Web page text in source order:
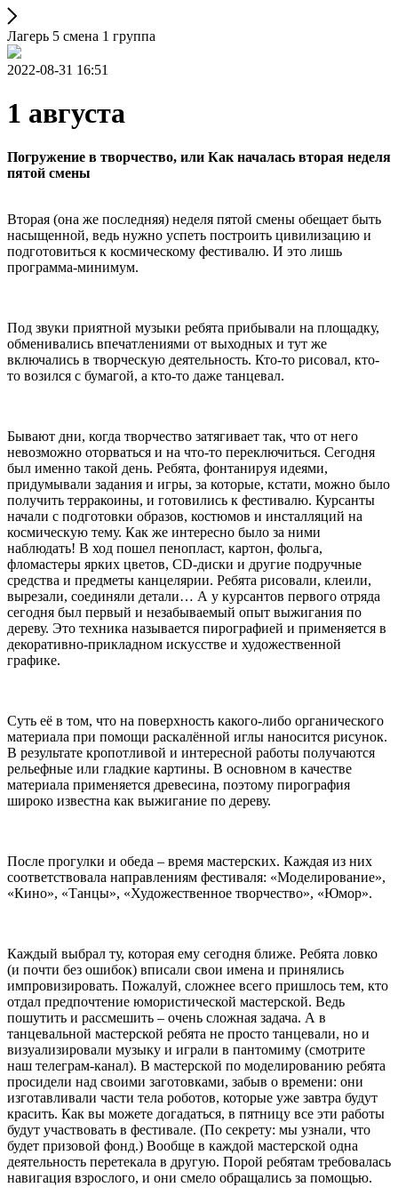
Лагерь 5 смена 1 группа
2022-08-31 16:51
1 августа
Погружение в творчество, или Как началась вторая неделя
пятой смены
Вторая (она же последняя) неделя пятой смены обещает быть
насыщенной, ведь нужно успеть построить цивилизацию и
подготовиться к космическому фестивалю. И это лишь
программа-минимум.
Под звуки приятной музыки ребята прибывали на площадку,
обменивались впечатлениями от выходных и тут же
включались в творческую деятельность. Кто-то рисовал, кто-
то возился с бумагой, а кто-то даже танцевал.
Бывают дни, когда творчество затягивает так, что от него
невозможно оторваться и на что-то переключиться. Сегодня
был именно такой день. Ребята, фонтанируя идеями,
придумывали задания и игры, за которые, кстати, можно было
получить терракоины, и готовились к фестивалю. Курсанты
начали с подготовки образов, костюмов и инсталляций на
космическую тему. Как же интересно было за ними
наблюдать! В ход пошел пенопласт, картон, фольга,
фломастеры ярких цветов, CD-диски и другие подручные
средства и предметы канцелярии. Ребята рисовали, клеили,
вырезали, соединяли детали… А у курсантов первого отряда
сегодня был первый и незабываемый опыт выжигания по
дереву. Это техника называется пирографией и применяется в
декоративно-прикладном искусстве и художественной
графике.
Суть её в том, что на поверхность какого-либо органического
материала при помощи раскалённой иглы наносится рисунок.
В результате кропотливой и интересной работы получаются
рельефные или гладкие картины. В основном в качестве
материала применяется древесина, поэтому пирография
широко известна как выжигание по дереву.
После прогулки и обеда – время мастерских. Каждая из них
соответствовала направлениям фестиваля: «Моделирование»,
«Кино», «Танцы», «Художественное творчество», «Юмор».
Каждый выбрал ту, которая ему сегодня ближе. Ребята ловко
(и почти без ошибок) вписали свои имена и принялись
импровизировать. Пожалуй, сложнее всего пришлось тем, кто
отдал предпочтение юмористической мастерской. Ведь
пошутить и рассмешить – очень сложная задача. А в
танцевальной мастерской ребята не просто танцевали, но и
визуализировали музыку и играли в пантомиму (смотрите
наш телеграм-канал). В мастерской по моделированию ребята
просидели над своими заготовками, забыв о времени: они
изготавливали части тела роботов, которые уже завтра будут
красить. Как вы можете догадаться, в пятницу все эти работы
будут участвовать в фестивале. (По секрету: мы узнали, что
будет призовой фонд.) Вообще в каждой мастерской одна
деятельность перетекала в другую. Порой ребятам требовалась
навигация взрослого, и они смело обращались за помощью.